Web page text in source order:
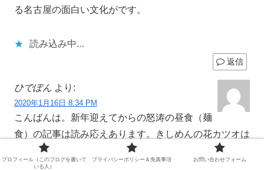
る名古屋の面白い文化がです。
読み込み中…
返信
ひでぽん より:
2020年1月16日 8:34 PM
こんばんは。新年迎えてからの怒涛の昼食（麺
食）の記事は読み応えあります。きしめんの花カツオは
慣れないと口のなかで邪魔に感じるんですか無いときし
めんでないんですよね。不釣り合いを慣れで釣り合わせ
プロフィール（このブログを書いて
いる人）
プライバシーポリシー＆免責事項 お問い合わせフォーム